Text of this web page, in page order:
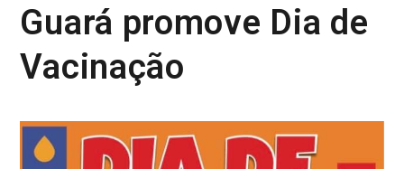
Guará promove Dia de
Vacinação